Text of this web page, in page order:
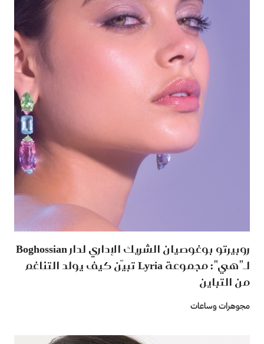
روبيرتو بوغوصيان الشريك الإداري لدار Boghossian
لـ"هي": مجموعة Lyria تبيّن كيف يولد التناغم
من التباين
مجوهرات وساعات